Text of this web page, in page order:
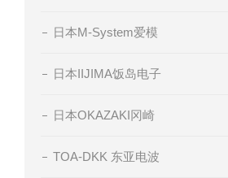
日本M-System爱模
日本IIJIMA饭岛电子
日本OKAZAKI冈崎
TOA-DKK 东亚电波